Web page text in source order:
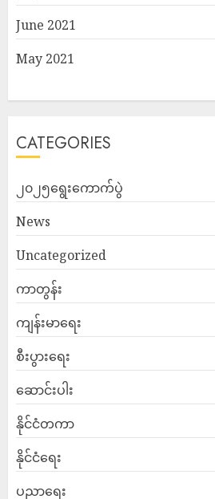
June 2021
May 2021
CATEGORIES
၂၀၂၅ရွေးကောက်ပွဲ
News
Uncategorized
ကာတွန်း
ကျန်းမာရေး
စီးပွားရေး
ဆောင်းပါး
နိုင်ငံတကာ
နိုင်ငံရေး
ပညာရေး